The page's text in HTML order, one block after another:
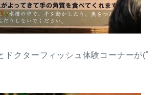
ドクターフィッシュ体験コーナーが(ﾟ